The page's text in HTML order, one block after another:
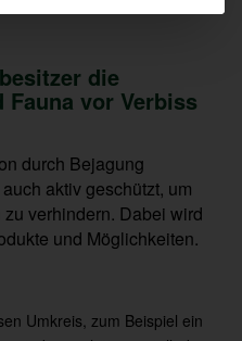
die
vor Verbiss
durch Bejagung
aktiv geschützt, um
verhindern. Dabei wird
und Möglichkeiten.
Umkreis, zum Beispiel ein